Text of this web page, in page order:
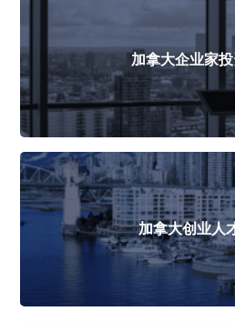
加拿大企业家
加拿大创业人